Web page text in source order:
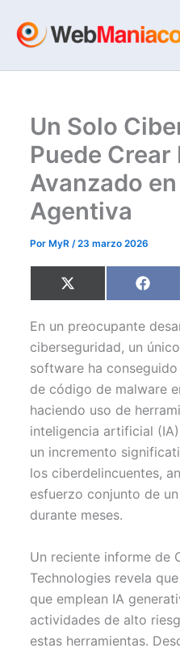
contenido
Un Solo
Puede Crear
Avanzado
Agentiva
Por MyR/23 marzo 2026
Compartir
en
X
(
w
i
t
t
e
)
en
F
a
e
b
o
o
k
En un preocupante
ciberseguridad, un
software ha
de código de malware
haciendo uso de
inteligencia artificial
un incremento
los ciberdelincuentes,
esfuerzo conjunto de
durante meses.
Un reciente informe de
Technologies revela
que emplean IA
actividades de alto
estas herramientas.